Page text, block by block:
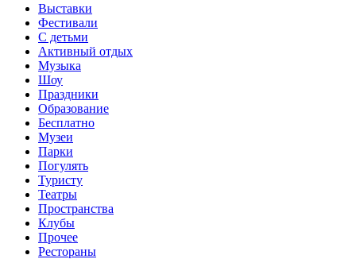
Выставки
Фестивали
С детьми
Активный отдых
Музыка
Шоу
Праздники
Образование
Бесплатно
Музеи
Парки
Погулять
Туристу
Театры
Пространства
Клубы
Прочее
Рестораны